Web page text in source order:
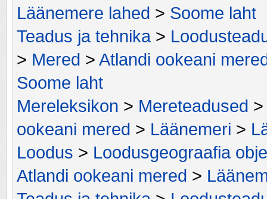
Läänemere lahed > Soome laht
Teadus ja tehnika>
> Mered > Atlandi ookeani
Soome laht
Mereleksikon > Mereteadused
ookeani mered > Läänemeri >
Loodus > Loodusgeograafia
Atlandi ookeani mered >